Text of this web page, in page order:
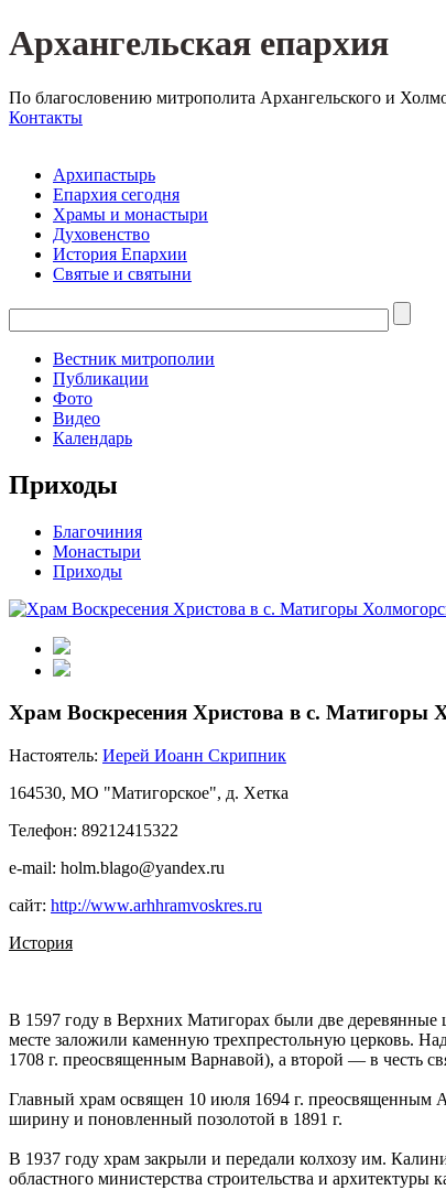
Архангельская епархия
По благословению митрополита Архангельского и
Контакты
Архипастырь
Епархия сегодня
Храмы и монастыри
Духовенство
История Епархии
Святые и святыни
Вестник митрополии
Публикации
Фото
Видео
Календарь
Приходы
Благочиния
Монастыри
Приходы
Храм Воскресения Христова в с. Матигоры
Настоятель: Иерей Иоанн Скрипник
164530, МО "Матигорское", д. Хетка
Телефон: 89212415322
e-mail: holm.blago@yandex.ru
сайт: http://www.arhhramvoskres.ru
История
В 1597 году в Верхних Матигорах были две
месте заложили каменную трехпрестольную церковь.
1708 г. преосвященным Варнавой), а второй — в честь
Главный храм освящен 10 июля 1694 г. преосвященным
ширину и поновленный позолотой в 1891 г.
В 1937 году храм закрыли и передали колхозу им.
областного министерства строительства и архитектуры